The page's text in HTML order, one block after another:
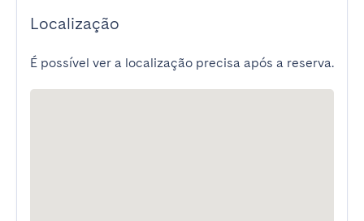
Localização
É possível ver a localização precisa após a reserva.